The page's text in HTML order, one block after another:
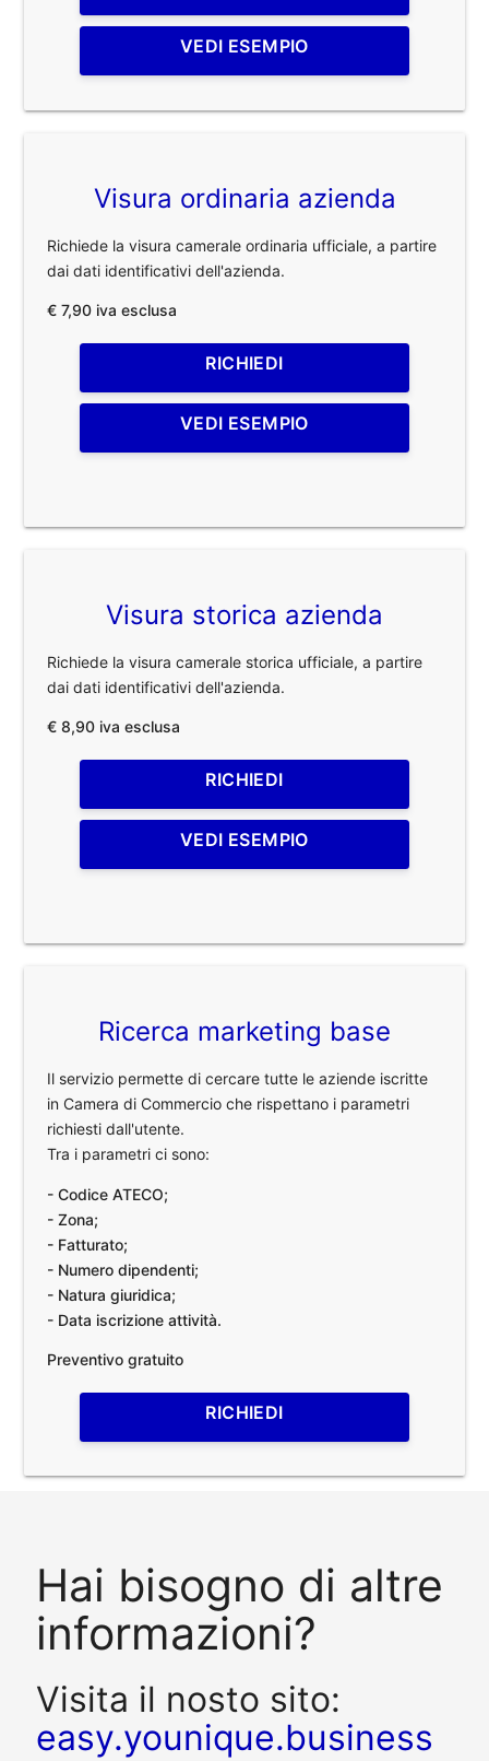
VEDI ESEMPIO
Visura ordinaria azienda
Richiede la visura camerale ordinaria ufficiale, a partire
dai dati identificativi dell'azienda.
€ 7,90 iva esclusa
RICHIEDI
VEDI ESEMPIO
Visura storica azienda
Richiede la visura camerale storica ufficiale, a partire
dai dati identificativi dell'azienda.
€ 8,90 iva esclusa
RICHIEDI
VEDI ESEMPIO
Ricerca marketing base
Il servizio permette di cercare tutte le aziende iscritte
in Camera di Commercio che rispettano i parametri
richiesti dall'utente.
Tra i parametri ci sono:
- Codice ATECO;
- Zona;
- Fatturato;
- Numero dipendenti;
- Natura giuridica;
- Data iscrizione attività.
Preventivo gratuito
RICHIEDI
Hai bisogno di altre
informazioni?
Visita il nosto sito:
easy.younique.business